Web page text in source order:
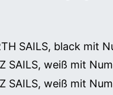
SAILS, black mit
SAILS, weiß mit
SAILS, weiß mit